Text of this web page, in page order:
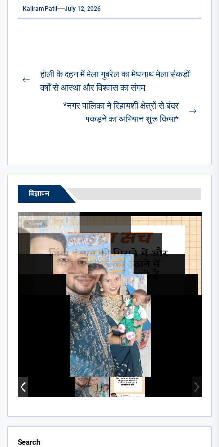
Kaliram Patil July 12, 2026
Post
navigation
Previous
होली के दहन में मेला गुबरेल का मेघनाथ मेला सैकड़ों
वर्षों से आस्था और विश्वास का संगम
*नगर पालिका ने रिहायशी क्षेत्रों से बंदर
पकड़ने का अभियान शुरू किया*
विज्ञापन
Search